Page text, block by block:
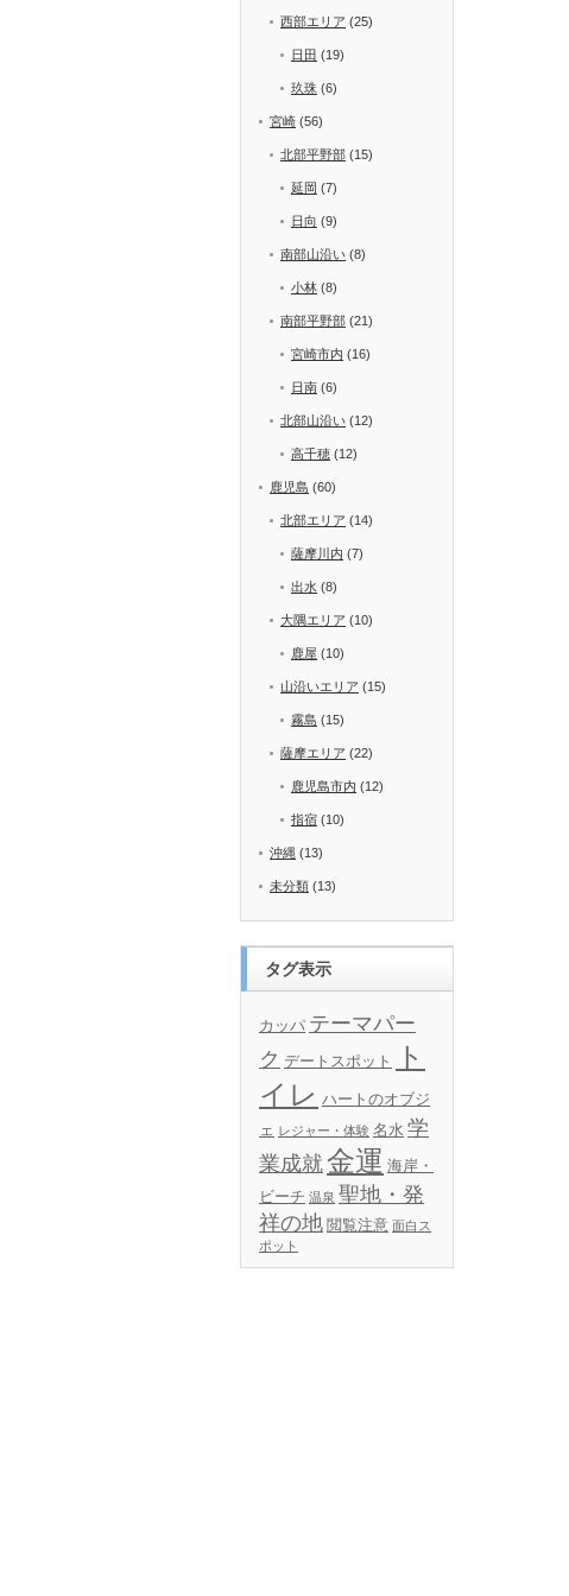
西部エリア (25)
日田 (19)
玖珠 (6)
宮崎 (56)
北部平野部 (15)
延岡 (7)
日向 (9)
南部山沿い (8)
小林 (8)
南部平野部 (21)
宮崎市内 (16)
日南 (6)
北部山沿い (12)
高千穂 (12)
鹿児島 (60)
北部エリア (14)
薩摩川内 (7)
出水 (8)
大隅エリア (10)
鹿屋 (10)
山沿いエリア (15)
霧島 (15)
薩摩エリア (22)
鹿児島市内 (12)
指宿 (10)
沖縄 (13)
未分類 (13)
タグ表示
カッパ テーマパー
ク デートスポット
ト
イレ ハートのオブジ
ェ レジャー・体験 名水 学
業成就金運 海岸・
ビーチ 温泉 聖地・発
祥の地 閲覧注意 面白ス
ポット